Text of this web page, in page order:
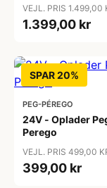
VEJL. PRIS 1.499,00
1.399,00 kr
SPAR 20%
PEG-PÉREGO
24V - Oplader
Perego
VEJL. PRIS 499,00
399,00 kr